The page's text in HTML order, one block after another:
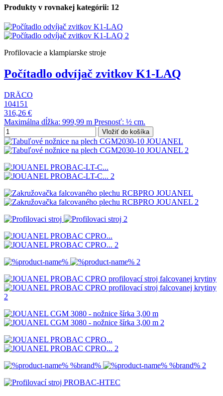
Produkty v rovnakej kategórii: 12
Profilovacie a klampiarske stroje
Počítadlo odvíjač zvitkov K1-LAQ
DRÄCO
104151
316,26 €
Maximálna dĺžka: 999,99 m Presnosť: ½ cm.
Vložiť do košíka